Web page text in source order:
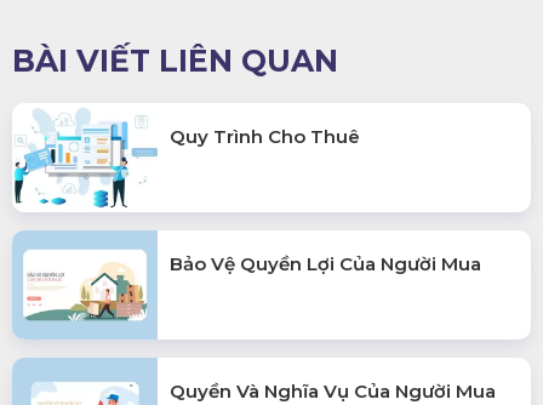
BÀI VIẾT LIÊN QUAN
Quy Trình Cho Thuê
Bảo Vệ Quyền Lợi Của Người Mua
Quyền Và Nghĩa Vụ Của Người Mua